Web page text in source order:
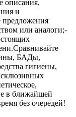
описания,
и
предложения
или аналоги;-
БАДы,
гигиены,
в ближайшей
без очередей!